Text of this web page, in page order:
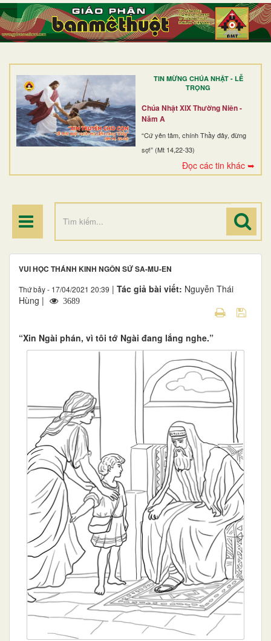
TIN MỪNG CHÚA NHẬT - LỄ
TRỌNG
Chúa Nhật XIX Thường Niên -
Năm A
“Cứ yên tâm, chính Thầy đây, đừng
sợ!” (Mt 14,22-33)
Đọc các tin khác ➥
TRANG NHẤT
GIỚI THIỆU
DÒNG TU
BAN MỤC VỤ
ĐOÀN THỂ CG
ĐIỂM HÀNH HƯƠNG
VUI HỌC THÁNH KINH NGÔN SỨ SA-MU-EN
Thứ bảy - 17/04/2021 20:39 | Tác giả bài viết: Nguyễn Thái
Hùng |
3689
“Xin Ngài phán, vì tôi tớ Ngài đang lắng nghe.”